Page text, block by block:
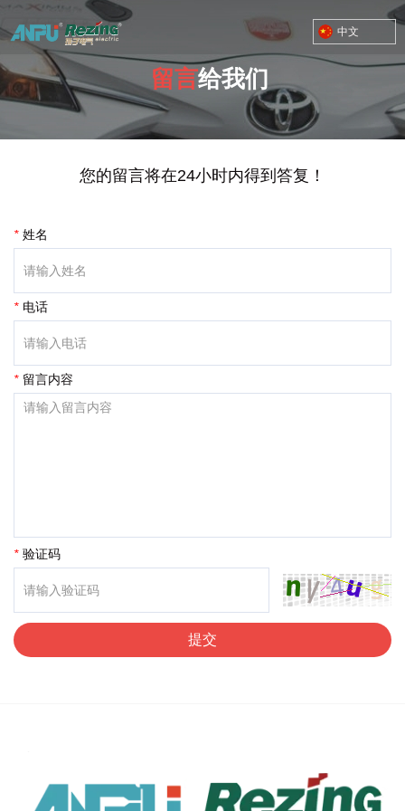
中文
留言给我们
TOYOTA MOTOR CORPORATION
您的位置：首页/在线留言
您的留言将在24小时内得到答复！
* 姓名
* 电话
* 留言内容
* 验证码
提交